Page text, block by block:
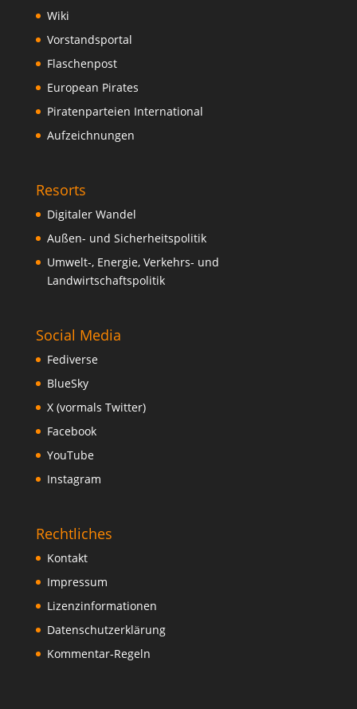
Wiki
Vorstandsportal
Flaschenpost
European Pirates
Piratenparteien International
Aufzeichnungen
Resorts
Digitaler Wandel
Außen- und Sicherheitspolitik
Umwelt-, Energie, Verkehrs- und
Landwirtschaftspolitik
Social Media
Fediverse
BlueSky
X (vormals Twitter)
Facebook
YouTube
Instagram
Rechtliches
Kontakt
Impressum
Lizenzinformationen
Datenschutzerklärung
Kommentar-Regeln